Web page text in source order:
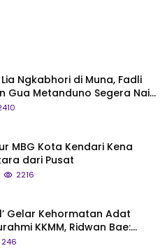
Ngkabhori di Muna, Fadli
Gua Metanduno Segera Naik
Budaya Nasional
MBG Kota Kendari Kena
dari Pusat
2216
Gelar Kehormatan Adat
KKMM, Ridwan Bae:
Begitu, Belum Pantas!
246